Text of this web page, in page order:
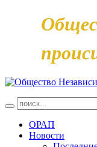
ОРАП
Новости